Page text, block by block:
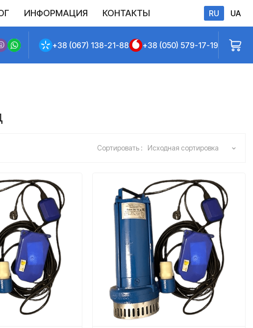
ИНФОРМАЦИЯ КОНТАКТЫ RU UA
+38 (067) 138-21-88 +38 (050) 579-17-19
Сортировать : Исходная сортировка